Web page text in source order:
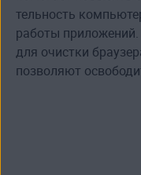
тельность
работы
для очистки
позволяют